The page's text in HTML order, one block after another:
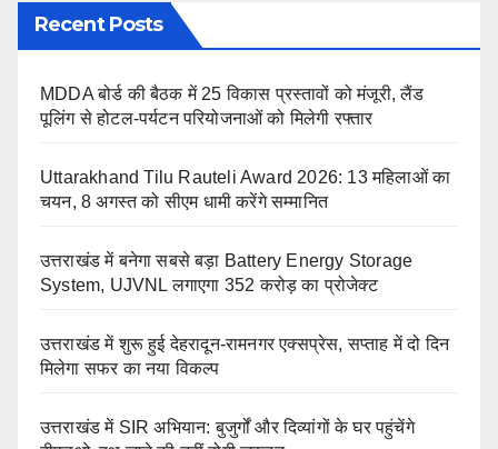
Recent Posts
MDDA बोर्ड की बैठक में 25 विकास प्रस्तावों को मंजूरी, लैंड
पूलिंग से होटल-पर्यटन परियोजनाओं को मिलेगी रफ्तार
Uttarakhand Tilu Rauteli Award 2026: 13 महिलाओं का
चयन, 8 अगस्त को सीएम धामी करेंगे सम्मानित
उत्तराखंड में बनेगा सबसे बड़ा Battery Energy Storage
System, UJVNL लगाएगा 352 करोड़ का प्रोजेक्ट
उत्तराखंड में शुरू हुई देहरादून-रामनगर एक्सप्रेस, सप्ताह में दो दिन
मिलेगा सफर का नया विकल्प
उत्तराखंड में SIR अभियान: बुजुर्गों और दिव्यांगों के घर पहुंचेंगे